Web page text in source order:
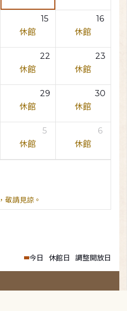
15
休館
16
休館
22
休館
23
休館
29
休館
30
休館
5
休館
6
休館
敬請見諒。
今日 休館日 調整開放日